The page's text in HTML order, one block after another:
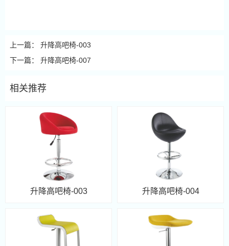
上一篇： 升降高吧椅-003
下一篇： 升降高吧椅-007
相关推荐
升降高吧椅-003 升降高吧椅-004